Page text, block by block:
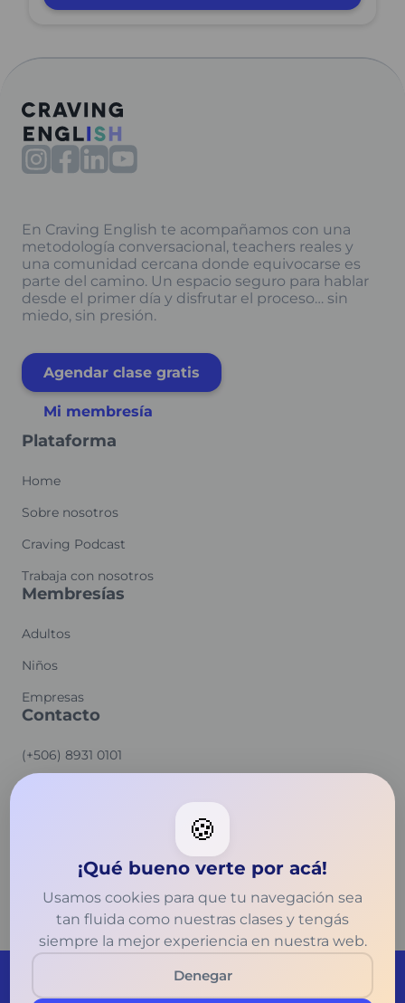
En Craving English te acompañamos con una
metodología conversacional, teachers reales y
una comunidad cercana donde equivocarse es
parte del camino. Un espacio seguro para hablar
desde el primer día y disfrutar el proceso… sin
miedo, sin presión.
Agendar clase gratis
Mi membresía
Plataforma
Home
Sobre nosotros
Craving Podcast
Trabaja con nosotros
Membresías
Adultos
Niños
Empresas
Contacto
(+506) 8931 0101
140 Gerona Ave, San Gabriel, CA
© 2026 Craving Education. All Rights Reserved.
🍪
¡Qué bueno verte por acá!
Usamos cookies para que tu navegación sea
tan fluida como nuestras clases y tengás
siempre la mejor experiencia en nuestra web.
Denegar